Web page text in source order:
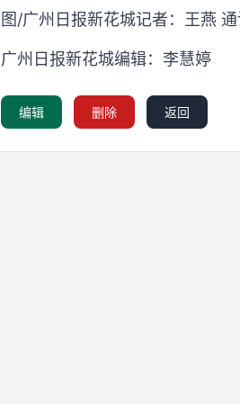
图/广州日报新花城记者：王燕
广州日报新花城编辑：李慧婷
编辑 删除 返回